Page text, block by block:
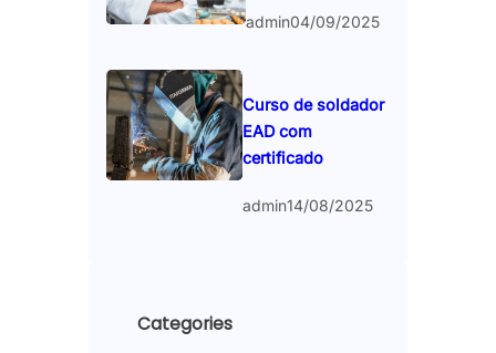
admin04/09/2025
Curso de soldador
EAD com
certificado
admin14/08/2025
Categories